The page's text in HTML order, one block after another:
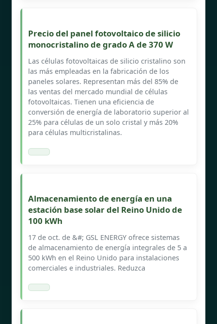
Precio del panel fotovoltaico de silicio
monocristalino de grado A de 370 W
Las células fotovoltaicas de silicio cristalino son
las más empleadas en la fabricación de los
paneles solares. Representan más del 85% de
las ventas del mercado mundial de células
fotovoltaicas. Tienen una eficiencia de
conversión de energía de laboratorio superior al
25% para células de un solo cristal y más 20%
para células multicristalinas.
Almacenamiento de energía en una
estación base solar del Reino Unido de
100 kWh
17 de oct. de &#; GSL ENERGY ofrece sistemas
de almacenamiento de energía integrales de 5 a
500 kWh en el Reino Unido para instalaciones
comerciales e industriales. Reduzca